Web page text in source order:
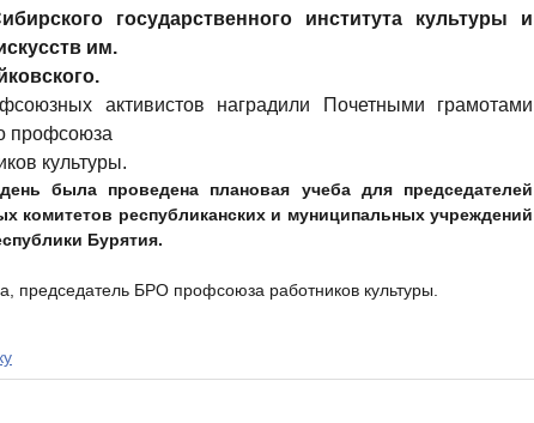
государственного института культуры и
им.
активистов наградили Почетными грамотами
профсоюза
культуры.
была проведена плановая учеба для председателей
комитетов республиканских и муниципальных учреждений
Бурятия.
председатель БРО профсоюза работников культуры.